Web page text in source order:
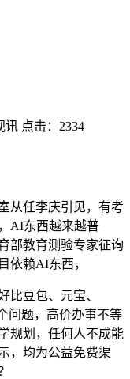
讯 点击： 2334
任李庆引见，有考
AI东西越来越普
部教育测验专家征询
依赖AI东西，
豆包、元宝、
问题，高价办事不等
规划，任何人不成能
，均为公益免费渠